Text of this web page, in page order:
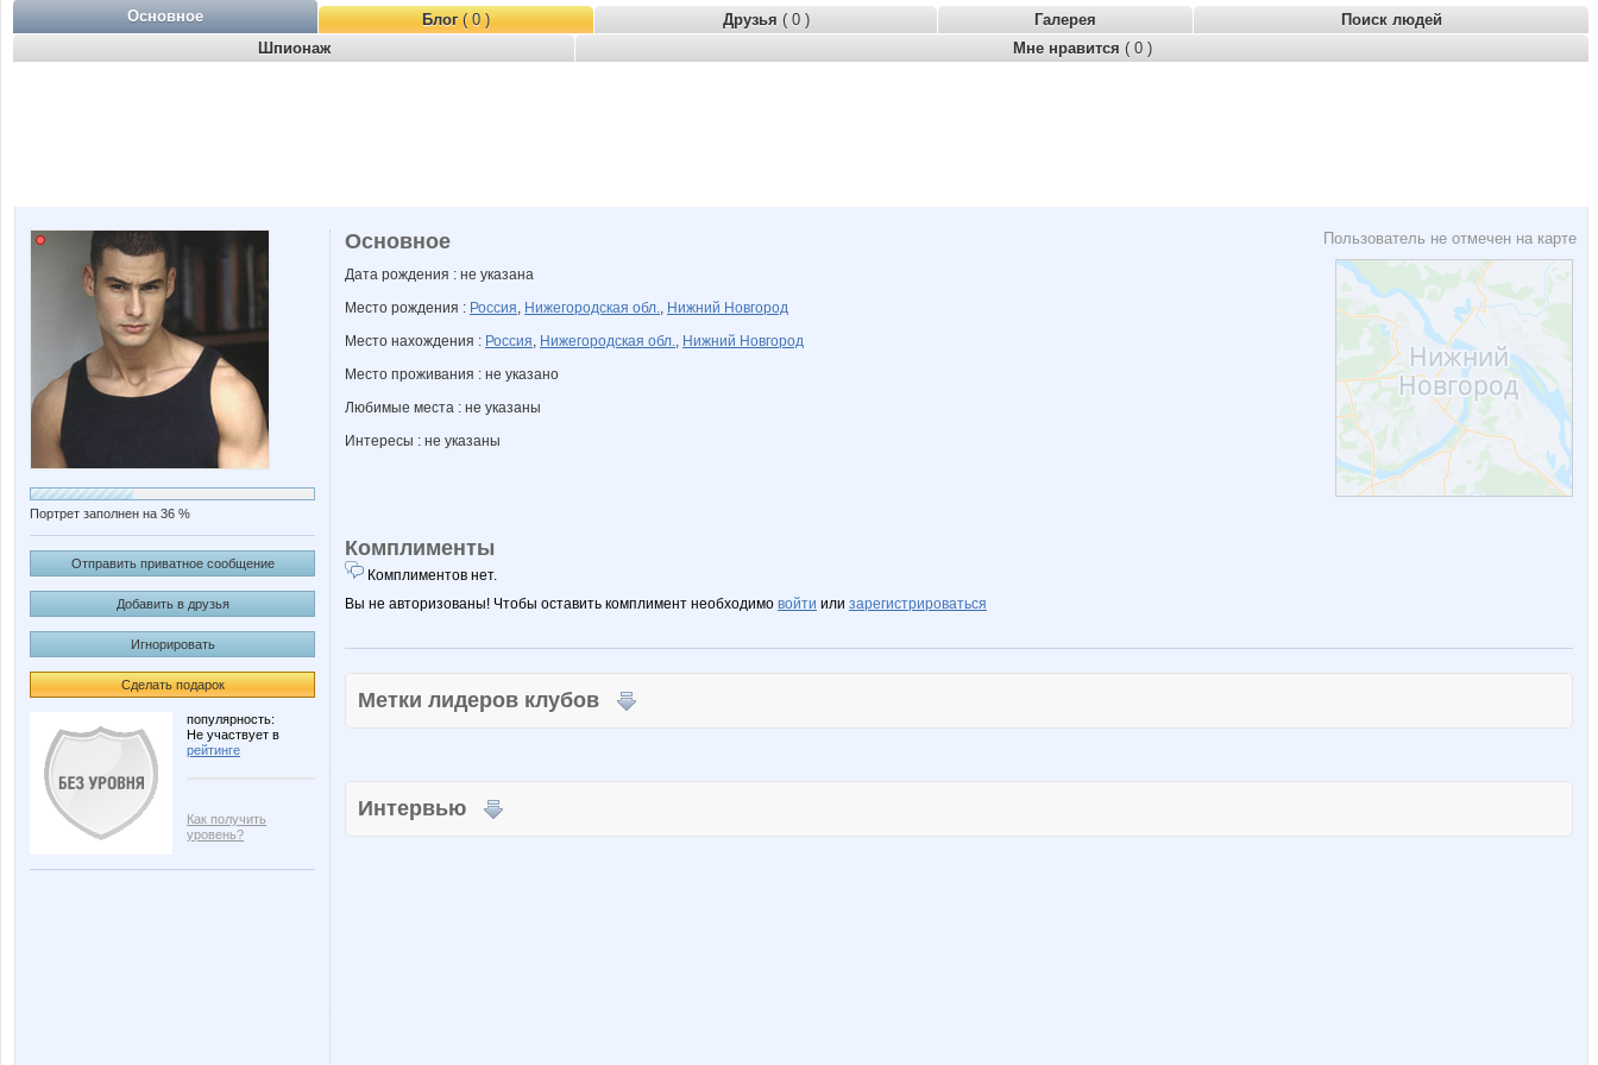
Основное Блог( 0 ) Друзья ( 0 ) Галерея
Поиск людей
Шпионаж
Мне нравится ( 0 )
Портрет заполнен на 36 %
Отправить приватное сообщение
Добавить в друзья
Игнорировать
Сделать подарок
популярность:
Не участвует в
рейтинге
Как получить
уровень?
Пользователь не отмечен на карте
Основное
Дата рождения : не указана
Место рождения : Россия, Нижегородская обл., Нижний Новгород
Место нахождения : Россия, Нижегородская обл., Нижний Новгород
Место проживания : не указано
Любимые места : не указаны
Интересы : не указаны
Комплименты
Комплиментов нет.
Вы не авторизованы! Чтобы оставить комплимент необходимо войти или зарегистрироваться
Метки лидеров клубов
Интервью